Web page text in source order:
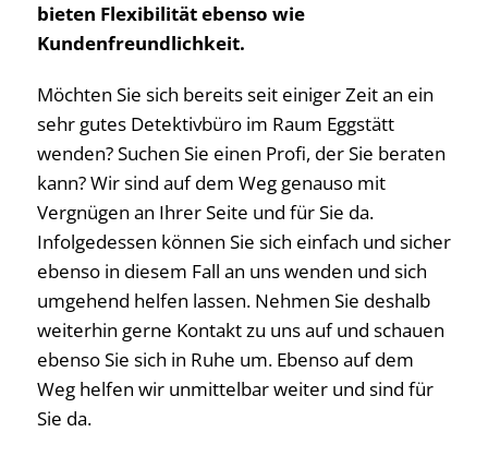
bieten Flexibilität ebenso wie
Kundenfreundlichkeit.
Möchten Sie sich bereits seit einiger Zeit an ein
sehr gutes Detektivbüro im Raum Eggstätt
wenden? Suchen Sie einen Profi, der Sie beraten
kann? Wir sind auf dem Weg genauso mit
Vergnügen an Ihrer Seite und für Sie da.
Infolgedessen können Sie sich einfach und sicher
ebenso in diesem Fall an uns wenden und sich
umgehend helfen lassen. Nehmen Sie deshalb
weiterhin gerne Kontakt zu uns auf und schauen
ebenso Sie sich in Ruhe um. Ebenso auf dem
Weg helfen wir unmittelbar weiter und sind für
Sie da.